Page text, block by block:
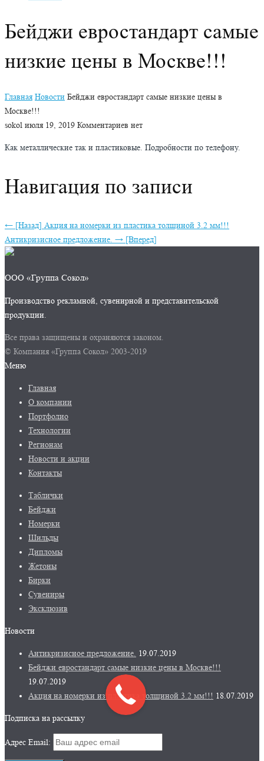
Бейджи евростандарт самые
низкие цены в Москве!!!
Главная Новости Бейджи евростандарт самые низкие цены в
Москве!!!
sokol июля 19, 2019 Комментариев нет
Как металлические так и пластиковые. Подробности по телефону.
Навигация по записи
← [Назад] Акция на номерки из пластика толщиной 3.2 мм!!!
Антикризисное предложение. → [Вперед]
ООО «Группа Сокол»
Производство рекламной, сувенирной и представительской
продукции.
Все права защищены и охраняются законом.
© Компания «Группа Сокол» 2003-2019
Меню
Главная
О компании
Портфолио
Технологии
Регионам
Новости и акции
Контакты
Таблички
Бейджи
Номерки
Шильды
Дипломы
Жетоны
Бирки
Сувениры
Эксклюзив
Новости
Антикризисное предложение. 19.07.2019
Бейджи евростандарт самые низкие цены в Москве!!!
19.07.2019
Акция на номерки из пластика толщиной 3.2 мм!!! 18.07.2019
Подписка на рассылку
Адрес Email: